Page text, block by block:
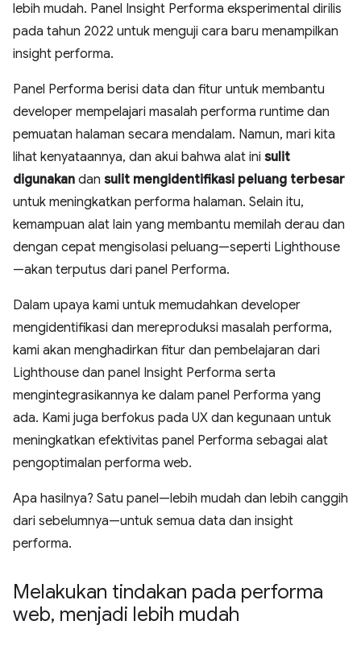
lebih mudah. Panel Insight Performa eksperimental dirilis
pada tahun 2022 untuk menguji cara baru menampilkan
insight performa.
Panel Performa berisi data dan fitur untuk membantu
developer mempelajari masalah performa runtime dan
pemuatan halaman secara mendalam. Namun, mari kita
lihat kenyataannya, dan akui bahwa alat ini sulit
digunakan dan sulit mengidentifikasi peluang terbesar
untuk meningkatkan performa halaman. Selain itu,
kemampuan alat lain yang membantu memilah derau dan
dengan cepat mengisolasi peluang—seperti Lighthouse
—akan terputus dari panel Performa.
Dalam upaya kami untuk memudahkan developer
mengidentifikasi dan mereproduksi masalah performa,
kami akan menghadirkan fitur dan pembelajaran dari
Lighthouse dan panel Insight Performa serta
mengintegrasikannya ke dalam panel Performa yang
ada. Kami juga berfokus pada UX dan kegunaan untuk
meningkatkan efektivitas panel Performa sebagai alat
pengoptimalan performa web.
Apa hasilnya? Satu panel—lebih mudah dan lebih canggih
dari sebelumnya—untuk semua data dan insight
performa.
Melakukan tindakan pada performa
web, menjadi lebih mudah